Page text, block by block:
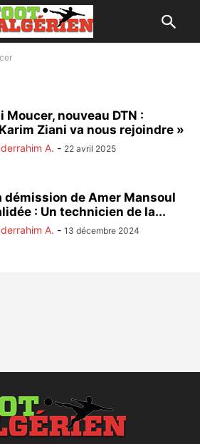
Moucer, nouveau DTN :
Ziani va nous rejoindre »
A. - 22 avril 2025
démission de Amer Mansoul
: Un technicien de la...
A. - 13 décembre 2024